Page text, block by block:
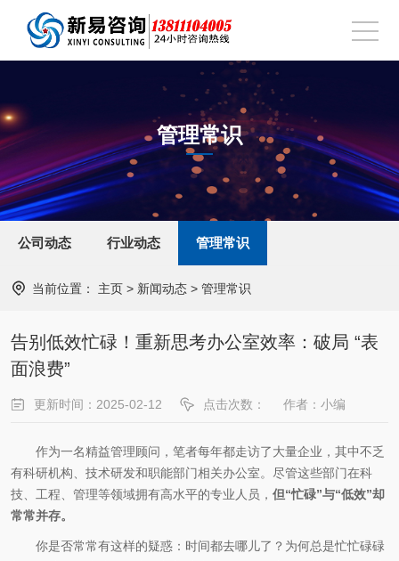
管理常识
公司动态 行业动态 管理常识
当前位置： 主页 > 新闻动态 > 管理常识
告别低效忙碌！重新思考办公室效率：破局 “表
面浪费”
更新时间：2025-02-12 点击次数： 作者：小编
作为一名精益管理顾问，笔者每年都走访了大量企业，其中不乏
有科研机构、技术研发和职能部门相关办公室。尽管这些部门在科
技、工程、管理等领域拥有高水平的专业人员， 但“忙碌”与“低效”却
常常并存。
你是否常常有这样的疑惑：时间都去哪儿了？为何总是忙忙碌碌